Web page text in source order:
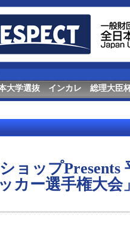
大学選抜 インカレ 総理大臣
ョップPresents
カー選手権大